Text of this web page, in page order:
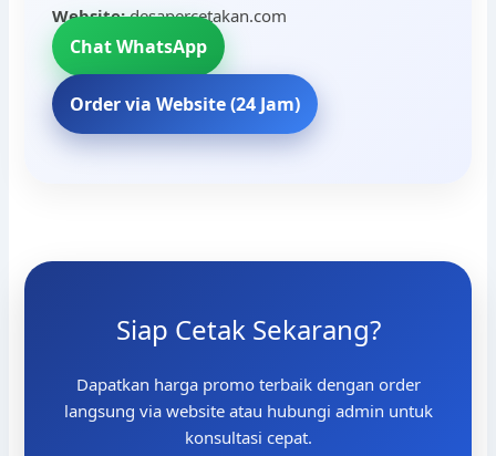
Website:desapercetakan.com
Chat WhatsApp
Order via Website (24 Jam)
Siap Cetak Sekarang?
Dapatkan harga promo terbaik dengan order
langsung via website atau hubungi admin untuk
konsultasi cepat.